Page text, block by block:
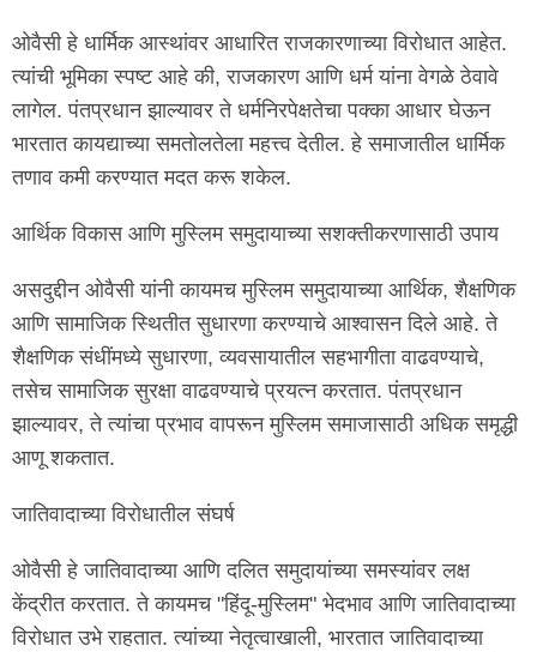
ओवैसी हे धार्मिक आस्थांवर आधारित राजकारणाच्या विरोधात आहेत.
त्यांची भूमिका स्पष्ट आहे की, राजकारण आणि धर्म यांना वेगळे ठेवावे
लागेल. पंतप्रधान झाल्यावर ते धर्मनिरपेक्षतेचा पक्का आधार घेऊन
भारतात कायद्याच्या समतोलतेला महत्त्व देतील. हे समाजातील धार्मिक
तणाव कमी करण्यात मदत करू शकेल.
आर्थिक विकास आणि मुस्लिम समुदायाच्या सशक्तीकरणासाठी उपाय
असदुद्दीन ओवैसी यांनी कायमच मुस्लिम समुदायाच्या आर्थिक, शैक्षणिक
आणि सामाजिक स्थितीत सुधारणा करण्याचे आश्वासन दिले आहे. ते
शैक्षणिक संधींमध्ये सुधारणा, व्यवसायातील सहभागीता वाढवण्याचे,
तसेच सामाजिक सुरक्षा वाढवण्याचे प्रयत्न करतात. पंतप्रधान
झाल्यावर, ते त्यांचा प्रभाव वापरून मुस्लिम समाजासाठी अधिक समृद्धी
आणू शकतात.
जातिवादाच्या विरोधातील संघर्ष
ओवैसी हे जातिवादाच्या आणि दलित समुदायांच्या समस्यांवर लक्ष
केंद्रीत करतात. ते कायमच "हिंदू-मुस्लिम" भेदभाव आणि जातिवादाच्या
विरोधात उभे राहतात. त्यांच्या नेतृत्वाखाली, भारतात जातिवादाच्या